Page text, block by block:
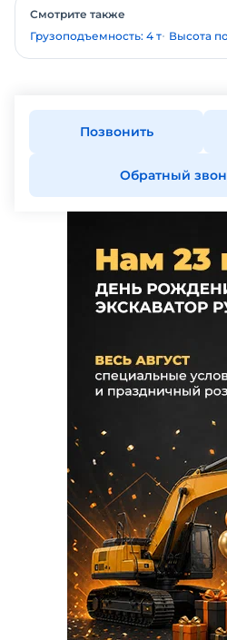
Смотрите также
Грузоподъемность: 4 т Высота
Позвонить
Обратный